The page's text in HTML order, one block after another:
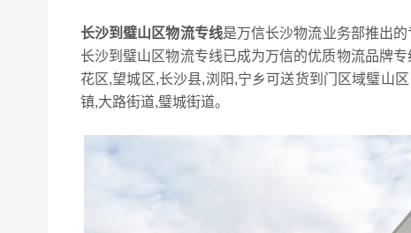
长沙到璧山区物流专线是万信长沙物流业务部推出
长沙到璧山区物流专线已成为万信的优质物流品牌
花区,望城区,长沙县,浏阳,宁乡可送货到门区域璧山
镇,大路街道,璧城街道。